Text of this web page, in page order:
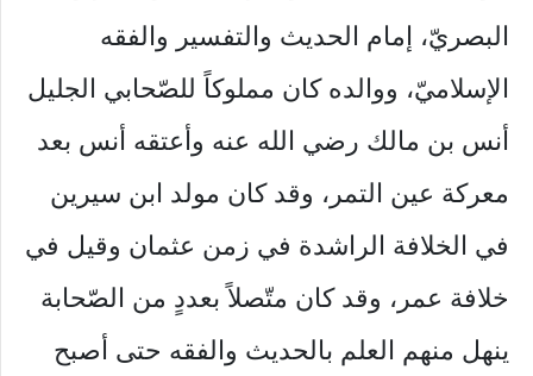
البصريّ، إمام الحديث والتفسير والفقه
الإسلاميّ، ووالده كان مملوكاً للصّحابي الجليل
أنس بن مالك رضي الله عنه وأعتقه أنس بعد
معركة عين التمر، وقد كان مولد ابن سيرين
في الخلافة الراشدة في زمن عثمان وقيل في
خلافة عمر، وقد كان متّصلاً بعددٍ من الصّحابة
ينهل منهم العلم بالحديث والفقه حتى أصبح